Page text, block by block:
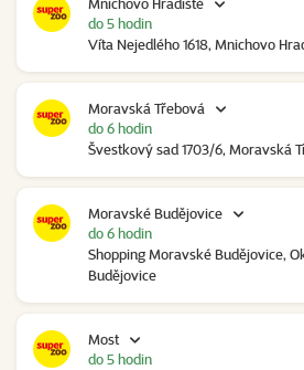
Víta Nejedlého 1618, Mnichovo
do 5 hodin
Moravská Třebová
Švestkový sad 1703/6, Moravská
do 6 hodin
Moravské Budějovice
Shopping Moravské Budějovice,
Budějovice
do 6 hodin
Most
do 5 hodin